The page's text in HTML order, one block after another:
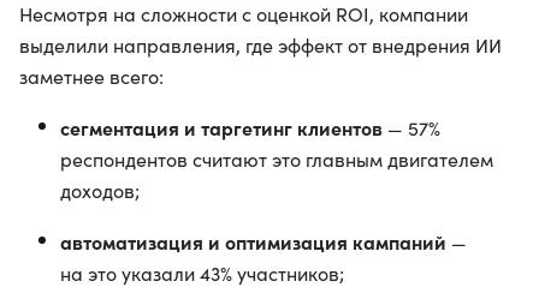
Несмотря на сложности с оценкой ROI, компании
выделили направления, где эффект от внедрения ИИ
заметнее всего:
сегментация и таргетинг клиентов — 57%
респондентов считают это главным двигателем
доходов;
автоматизация и оптимизация кампаний —
на это указали 43% участников;